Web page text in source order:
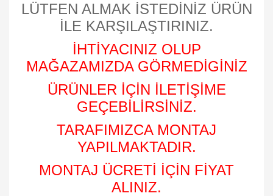
LÜTFEN ALMAK İSTEDİNİZ ÜRÜN
İLE KARŞILAŞTIRINIZ.
İHTİYACINIZ OLUP
MAĞAZAMIZDA GÖRMEDİGİNİZ
ÜRÜNLER İÇİN İLETİŞİME
GEÇEBİLİRSİNİZ.
TARAFIMIZCA MONTAJ
YAPILMAKTADIR.
MONTAJ ÜCRETİ İÇİN FİYAT
ALINIZ.